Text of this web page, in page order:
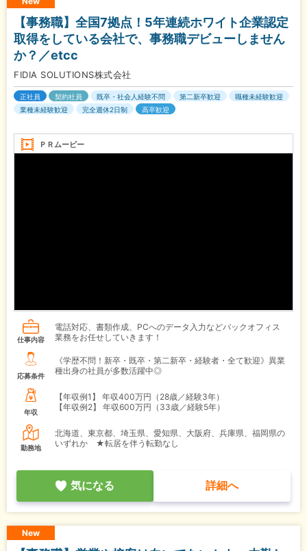
【事務職】全国7拠点！5年連続ホワイト企業認定
取得をしている会社で、事務職デビューしません
か？／etcc
FIDIA SOLUTIONS株式会社
正社員 契約社員 既卒・社会人経験不問 第二新卒歓迎
職種未経験歓迎
業種未経験歓迎
完全週休2日制 高卒歓迎
ＰＲムービー
仕事内容
電話対応、書類作成、PCへのデータ入力などバックオフィス
業務をお任せしていきます！
応募条件
《学歴不問！新卒・既卒・第二新卒・経験者・全て歓迎》異業
種出身の社員が多数活躍中◎
年収
【年収例1】
年収400万円（28歳／経験3年）
【年収例2】
年収600万円（33歳／経験5年）
勤務地
北海道、東京都、埼玉県、愛知県、大阪府、兵庫県、福岡県の
いずれか ★転居を伴う転勤なし
気になる 詳細へ
New